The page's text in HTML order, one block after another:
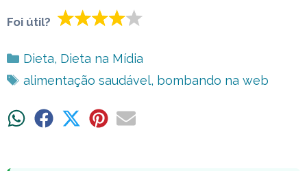
Foi útil?
Categorias
Dieta, Dieta na Mídia
Tags
alimentação saudável, bombando na web
ShareShare ShareShareShare